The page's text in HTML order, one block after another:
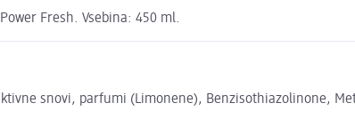
Fresh. Vsebina: 450 ml.
snovi, parfumi (Limonene), Benzisothiazolinone,